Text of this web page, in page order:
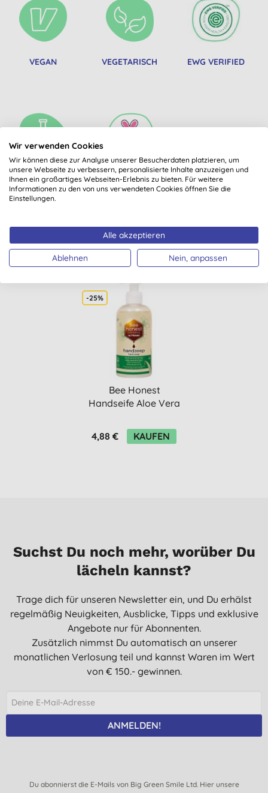
VEGAN VEGETARISCH EWG VERIFIED
MICROPLASTIC
FREE
PETA BEAUTY
WITHOUT BUNNIES
Könnte Dir auch gefallen
-25%
Bee Honest
Handseife Aloe Vera
4,88 €
KAUFEN
Suchst Du noch mehr, worüber Du
lächeln kannst?
Trage dich für unseren Newsletter ein, und Du erhälst
regelmäßig Neuigkeiten, Ausblicke, Tipps und exklusive
Angebote nur für Abonnenten.
Zusätzlich nimmst Du automatisch an unserer
monatlichen Verlosung teil und kannst Waren im Wert
von € 150.- gewinnen.
ANMELDEN!
Du abonnierst die E-Mails von Big Green Smile Ltd. Hier unsere
Wir verwenden Cookies
Wir können diese zur Analyse unserer Besucherdaten platzieren, um
unsere Webseite zu verbessern, personalisierte Inhalte anzuzeigen und
Ihnen ein großartiges Webseiten-Erlebnis zu bieten. Für weitere
Informationen zu den von uns verwendeten Cookies öffnen Sie die
Einstellungen.
Alle akzeptieren
Ablehnen Nein, anpassen